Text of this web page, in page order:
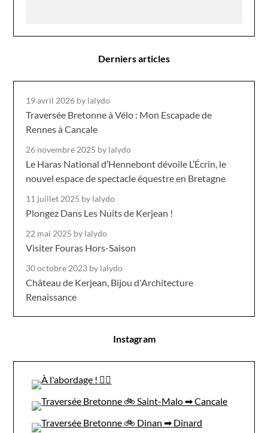
Derniers articles
19 avril 2026 by lalydo
Traversée Bretonne à Vélo : Mon Escapade de
Rennes à Cancale
26 novembre 2025 by lalydo
Le Haras National d’Hennebont dévoile L’Écrin, le
nouvel espace de spectacle équestre en Bretagne
11 juillet 2025 by lalydo
Plongez Dans Les Nuits de Kerjean !
22 mai 2025 by lalydo
Visiter Fouras Hors-Saison
30 octobre 2023 by lalydo
Château de Kerjean, Bijou d'Architecture
Renaissance
Instagram